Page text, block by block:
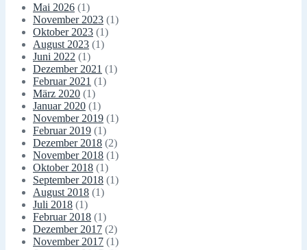
Mai 2026 (1)
November 2023 (1)
Oktober 2023 (1)
August 2023 (1)
Juni 2022 (1)
Dezember 2021 (1)
Februar 2021 (1)
März 2020 (1)
Januar 2020 (1)
November 2019 (1)
Februar 2019 (1)
Dezember 2018 (2)
November 2018 (1)
Oktober 2018 (1)
September 2018 (1)
August 2018 (1)
Juli 2018 (1)
Februar 2018 (1)
Dezember 2017 (2)
November 2017 (1)